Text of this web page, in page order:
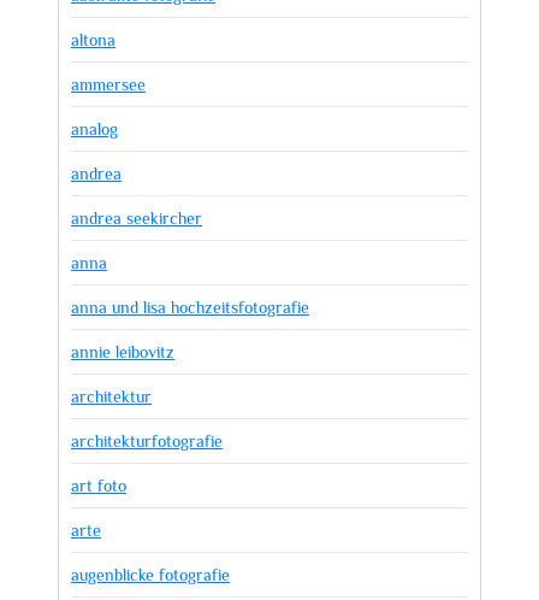
altona
ammersee
analog
andrea
andrea seekircher
anna
anna und lisa hochzeitsfotografie
annie leibovitz
architektur
architekturfotografie
art foto
arte
augenblicke fotografie